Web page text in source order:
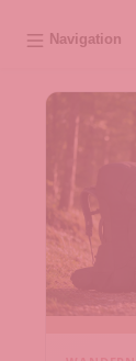
Navigation